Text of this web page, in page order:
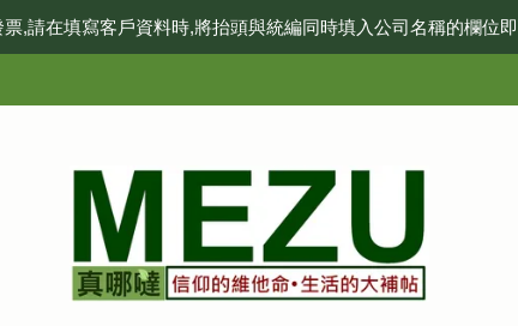
,請在填寫客戶資料時,將抬頭與統編同時填入公司名稱的欄位